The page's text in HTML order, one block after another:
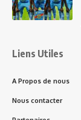
Liens Utiles
A Propos de nous
Nous contacter